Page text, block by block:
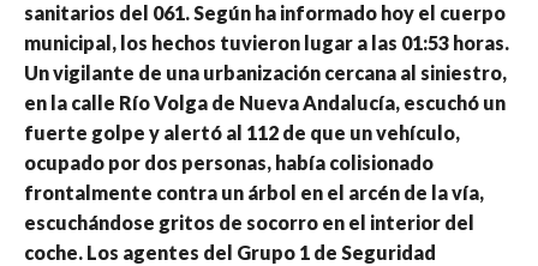
sanitarios del 061. Según ha informado hoy el cuerpo
municipal, los hechos tuvieron lugar a las 01:53 horas.
Un vigilante de una urbanización cercana al siniestro,
en la calle Río Volga de Nueva Andalucía, escuchó un
fuerte golpe y alertó al 112 de que un vehículo,
ocupado por dos personas, había colisionado
frontalmente contra un árbol en el arcén de la vía,
escuchándose gritos de socorro en el interior del
coche. Los agentes del Grupo 1 de Seguridad